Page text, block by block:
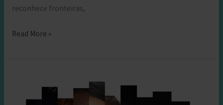
reconhece fronteiras,
Como
Read More »